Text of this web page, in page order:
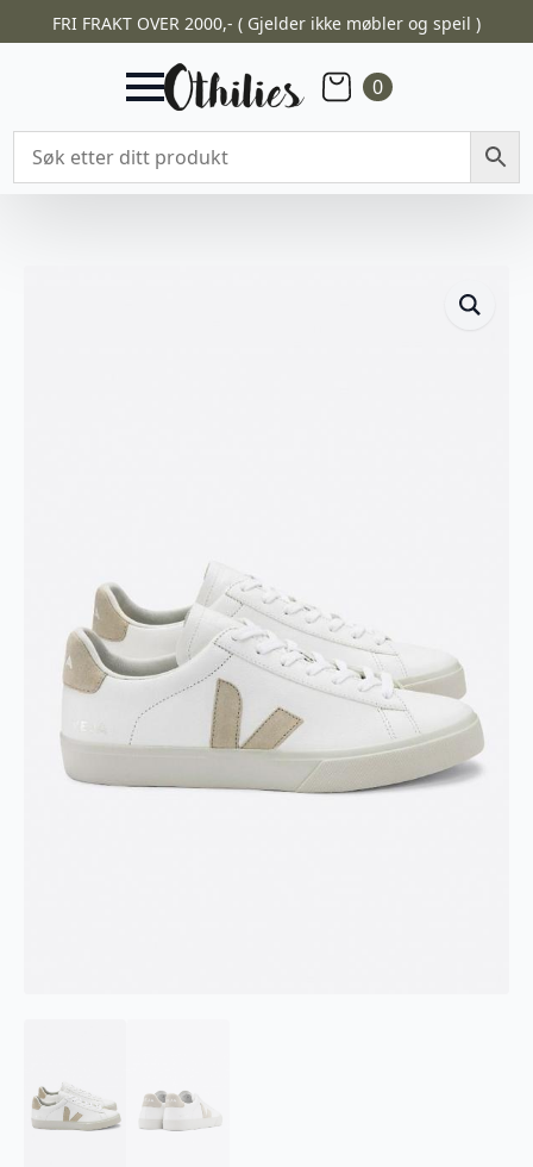
FRI FRAKT OVER 2000,- ( Gjelder ikke møbler og speil )
0